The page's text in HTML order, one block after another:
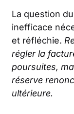
La question
inefficace
et réfléchie.
régler la
poursuites,
réserve
ultérieure.